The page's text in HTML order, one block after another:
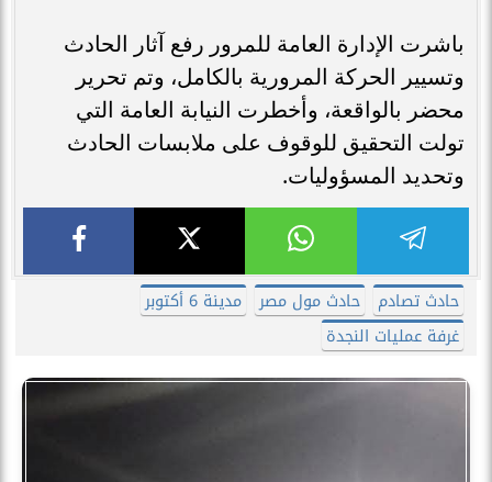
باشرت الإدارة العامة للمرور رفع آثار الحادث
وتسيير الحركة المرورية بالكامل، وتم تحرير
محضر بالواقعة، وأخطرت النيابة العامة التي
تولت التحقيق للوقوف على ملابسات الحادث
وتحديد المسؤوليات.
حادث تصادم حادث مول مصر
مدينة 6 أكتوبر
غرفة عمليات النجدة